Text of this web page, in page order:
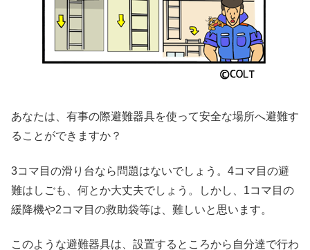
あなたは、有事の際避難器具を使って安全な場所へ避難す
ることができますか？
3コマ目の滑り台なら問題はないでしょう。4コマ目の避
難はしごも、何とか大丈夫でしょう。しかし、1コマ目の
緩降機や2コマ目の救助袋等は、難しいと思います。
このような避難器具は、設置するところから自分達で行わ